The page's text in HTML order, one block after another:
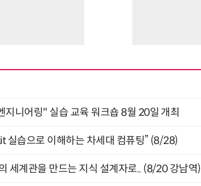
지니어링" 실습 교육 워크숍 8월 20일 개최
실습으로 이해하는 차세대 컴퓨팅” (8/28)
세계관을 만드는 지식 설계자로.. (8/20 강남역)